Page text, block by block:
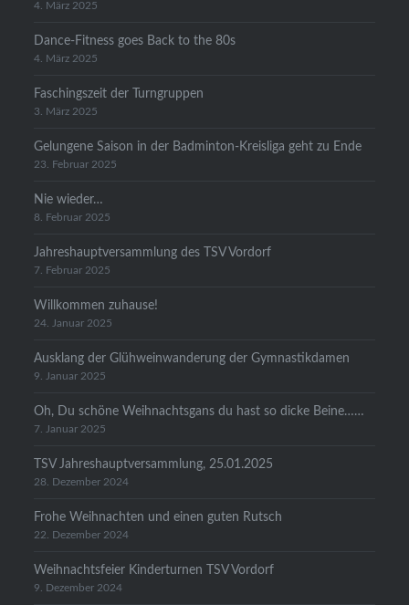
4. März 2025
Dance-Fitness goes Back to the 80s
4. März 2025
Faschingszeit der Turngruppen
3. März 2025
Gelungene Saison in der Badminton-Kreisliga geht zu Ende
23. Februar 2025
Nie wieder…
8. Februar 2025
Jahreshauptversammlung des TSV Vordorf
7. Februar 2025
Willkommen zuhause!
24. Januar 2025
Ausklang der Glühweinwanderung der Gymnastikdamen
9. Januar 2025
Oh, Du schöne Weihnachtsgans du hast so dicke Beine……
7. Januar 2025
TSV Jahreshauptversammlung, 25.01.2025
28. Dezember 2024
Frohe Weihnachten und einen guten Rutsch
22. Dezember 2024
Weihnachtsfeier Kinderturnen TSV Vordorf
9. Dezember 2024